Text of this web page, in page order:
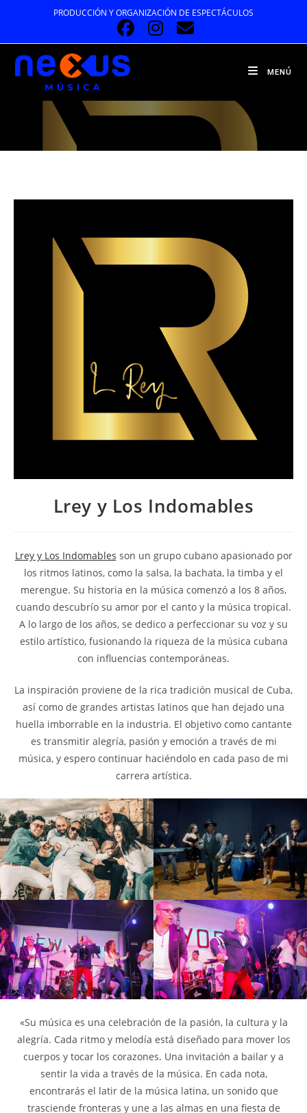
contenido
PRODUCCIÓN Y ORGANIZACIÓN DE ESPECTÁCULOS
MENÚ
Lrey y Los Indomables
Lrey y Los Indomables son un grupo cubano apasionado por
los ritmos latinos, como la salsa, la bachata, la timba y el
merengue. Su historia en la música comenzó a los 8 años,
cuando descubrío su amor por el canto y la música tropical.
A lo largo de los años, se dedico a perfeccionar su voz y su
estilo artístico, fusionando la riqueza de la música cubana
con influencias contemporáneas.
La inspiración proviene de la rica tradición musical de Cuba,
así como de grandes artistas latinos que han dejado una
huella imborrable en la industria. El objetivo como cantante
es transmitir alegría, pasión y emoción a través de mi
música, y espero continuar haciéndolo en cada paso de mi
carrera artística.
«Su música es una celebración de la pasión, la cultura y la
alegría. Cada ritmo y melodía está diseñado para mover los
cuerpos y tocar los corazones. Una invitación a bailar y a
sentir la vida a través de la música. En cada nota,
encontrarás el latir de la música latina, un sonido que
trasciende fronteras y une a las almas en una fiesta de